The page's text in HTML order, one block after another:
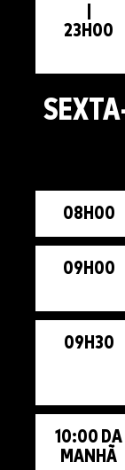
23H00
08H00
09H00
09H30
10:00 DA
MANHÃ